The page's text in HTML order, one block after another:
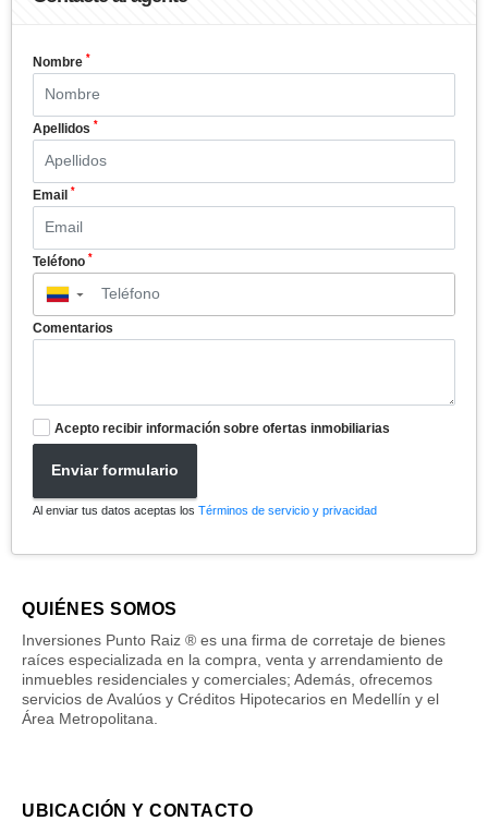
Nombre *
Apellidos *
Email *
Teléfono *
▼
Comentarios
Acepto recibir información sobre ofertas inmobiliarias
Enviar formulario
Al enviar tus datos aceptas los Términos de servicio y privacidad
QUIÉNES SOMOS
Inversiones Punto Raiz ® es una firma de corretaje de bienes
raíces especializada en la compra, venta y arrendamiento de
inmuebles residenciales y comerciales; Además, ofrecemos
servicios de Avalúos y Créditos Hipotecarios en Medellín y el
Área Metropolitana.
UBICACIÓN Y CONTACTO